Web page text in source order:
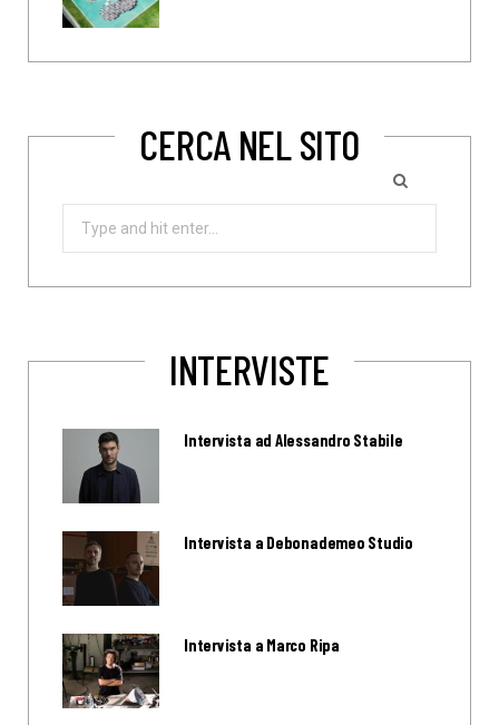
CERCA NEL SITO
Search
INTERVISTE
Intervista ad Alessandro Stabile
Intervista a Debonademeo Studio
Intervista a Marco Ripa